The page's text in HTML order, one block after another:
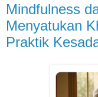
Mindfulness
Menyatukan
Praktik